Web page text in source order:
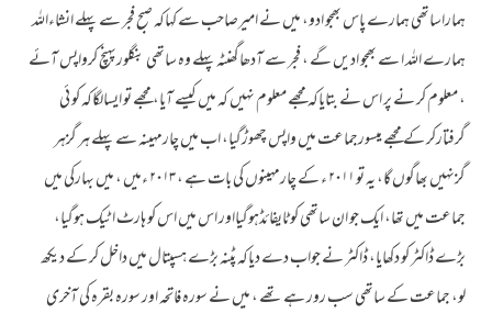
ہماراساتھی ہمارے پاس بھجو ادو، میں نے امیرصاحب سے کہاکہ صبح فجر سے پہلے انشاءاللہ
ہمارے اللہ ا سے بھجو ادیں گے ، فجر سے آدھاگھنٹہ پہلے وہ ساتھی بنگلورپہنچ کرواپس آئے
، معلوم کر نے پر اس نے بتایاکہ مجھے معلوم نہیں کہ میں کیسے آیا، مجھے تو ایسالگاکہ کو ئی
گرفتارکر کے مجھے میسورجماعت میں واپس چھوڑگیا، اب میں چارمہینہ سے پہلے ہر گزہر
گزنہیں بھاگوں گا، یہ تو ۲۰۱۱ ء کے چارمہینوں کی بات ہے ، ۲۰۱۳ ءمیں ، میں بہارکی میں
جماعت میں تھا، ایک جو ان ساتھی کو ٹایفائڈہوگیااور اس میں اس کو ہارٹ اٹیک ہوگیا،
بڑے ڈاکٹر کو دکھایا، ڈاکٹر نے جواب دے دیاکہ پٹنہ بڑے ہسپتال میں داخل کر کے دیکھ
لو، جماعت کے ساتھی سب رور ہے تھے ، میں نے سورہ فاتحہ اور سورہ بقرہ کی آخری